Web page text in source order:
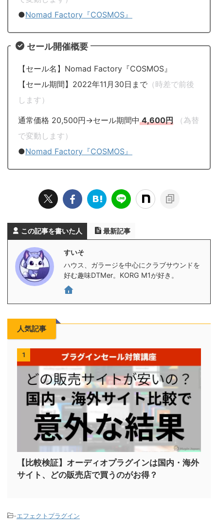
●Nomad Factory『COSMOS』
セール開催概要
【セール名】Nomad Factory『COSMOS』
【セール期間】2022年11月30日まで （時差で前後
します）
通常価格 20,500円→セール期間中4,600円
（為替
で変動します）
●Nomad Factory『COSMOS』
この記事を書いた人 最新記事
すいそ
ハウス、ガラージを中心にクラブサウンドを
好む趣味DTMer。KORG M1が好き。
人気記事
1
【比較検証】オーディオプラグインは国内・海外
サイト、どの販売店で買うのがお得？
-エフェクトプラグイン